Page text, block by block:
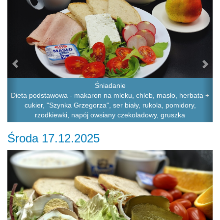
Śniadanie
Dieta podstawowa - makaron na mleku, chleb, masło, herbata +
cukier, "Szynka Grzegorza", ser biały, rukola, pomidory,
rzodkiewki, napój owsiany czekoladowy, gruszka
Środa 17.12.2025
Previous